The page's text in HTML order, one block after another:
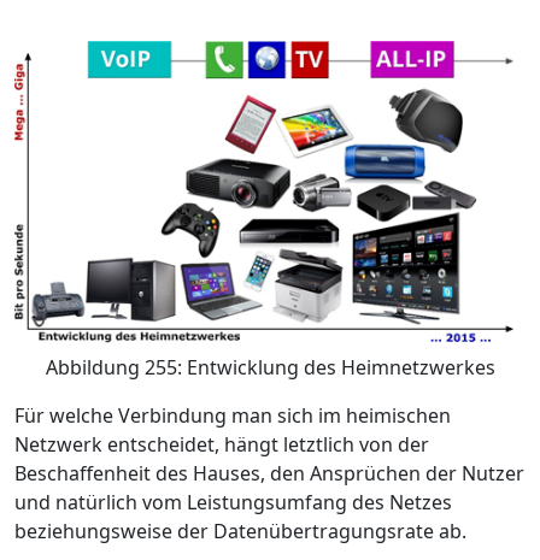
Abbildung 255: Entwicklung des Heimnetzwerkes
Für welche Verbindung man sich im heimischen
Netzwerk entscheidet, hängt letztlich von der
Beschaffenheit des Hauses, den Ansprüchen der Nutzer
und natürlich vom Leistungsumfang des Netzes
beziehungsweise der Datenübertragungsrate ab.